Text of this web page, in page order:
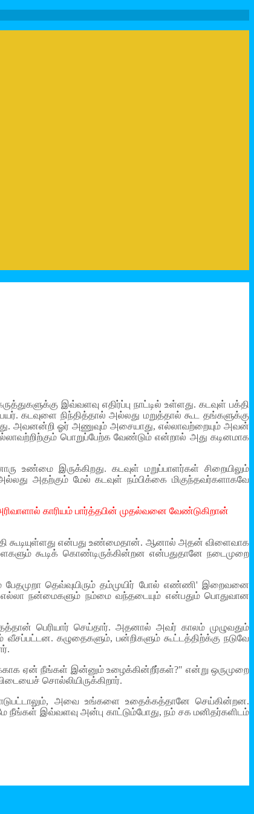
இவ்வளவு எதிர்ப்பு நாட்டில் உள்ளது. கடவுள் பக்தி
கடவுளை நிந்தித்தால் அல்லது மறுத்தால் கூட தங்களுக்கு
அவனன்றி ஓர் அணுவும் அசையாது, எல்லாவற்றையும் அவன்
பொறுப்பேற்க வேண்டும் என்றால் அது கடினமாக
உண்மை இருக்கிறது. கடவுள் மறுப்பாளர்கள் சிறையிலும்
அதற்கும் மேல் கடவுள் நம்பிக்கை மிகுந்தவர்களாகவே
அரிவாளால் காரியம் பார்த்தபின் முதல்வனை வேண்டுகிறான்
கூடியுள்ளது என்பது உண்மைதான். ஆனால் அதன் விளைவாக
கூடிக் கொண்டிருக்கின்றன என்பதுதானே நடைமுறை
தெவ்வுயிரும் தம்முயிர் போல் எண்ணி' இறைவனை
எல்லா நன்மைகளும் நம்மை வந்தடையும் என்பதும் பொதுவான
பெரியார் செய்தார். அதனால் அவர் காலம் முழுவதும்
வீசப்பட்டன. கழுதைகளும், பன்றிகளும் கூட்டத்திற்க்கு நடுவே
ஏன் நீங்கள் இன்னும் உழைக்கின்றீர்கள்?" என்று ஒருமுறை
சொல்லியிருக்கிறார்.
அவை உங்களை உதைக்கத்தானே செய்கின்றன.
நீங்கள் இவ்வளவு அன்பு காட்டும்போது, நம் சக மனிதர்களிடம்